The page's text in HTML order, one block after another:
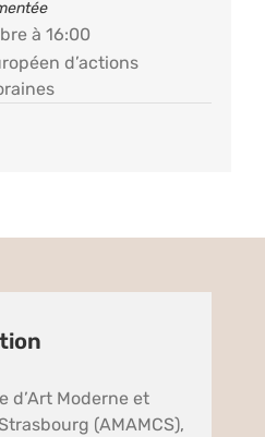
à 16:00
d’actions
d’Art Moderne et
(AMAMCS),